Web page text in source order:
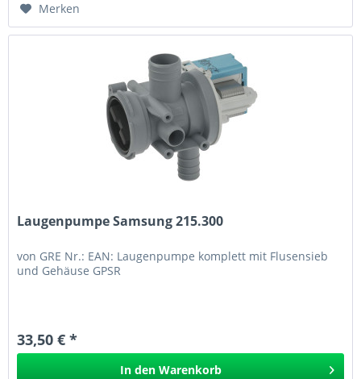
Merken
Laugenpumpe Samsung 215.300
von GRE Nr.: EAN: Laugenpumpe komplett mit Flusensieb
und Gehäuse GPSR
33,50 € *
In den Warenkorb